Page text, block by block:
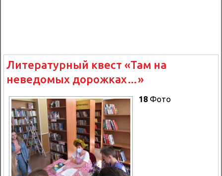
Литературный квест «Там на
неведомых дорожках…»
18 Фото